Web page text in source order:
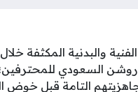
والبدنية المكثفة
السعودي للمحترفين؛
التامة قبل خوض